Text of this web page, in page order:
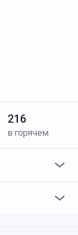
216
в горячем